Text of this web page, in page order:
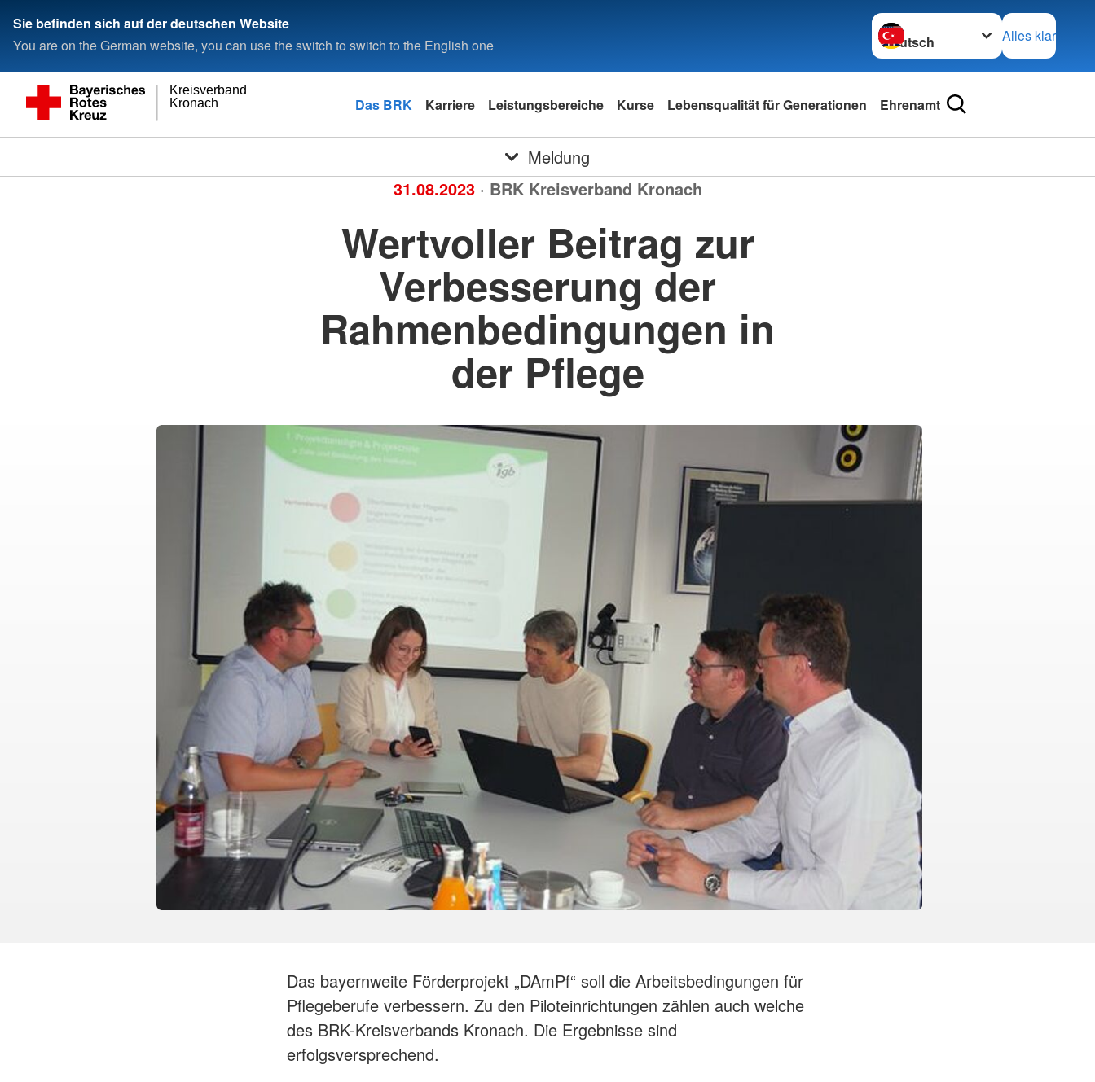
Sie befinden sich auf der deutschen Website
You are on the German website, you can use the switch to switch to the English one
Sprache wechseln zu
Alles klar
Kronach
Kreisverband
Das BRK Karriere Leistungsbereiche Kurse Lebensqualität für Generationen Ehrenamt
Meldung
31.08.2023 · BRK Kreisverband Kronach
Wertvoller Beitrag zur
Verbesserung der
Rahmenbedingungen in
der Pflege
Das bayernweite Förderprojekt „DAmPf“ soll die Arbeitsbedingungen für
Pflegeberufe verbessern. Zu den Piloteinrichtungen zählen auch welche
des BRK-Kreisverbands Kronach. Die Ergebnisse sind
erfolgsversprechend.